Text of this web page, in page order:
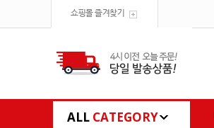
쇼핑몰 즐겨찾기
ALL CATEGORY